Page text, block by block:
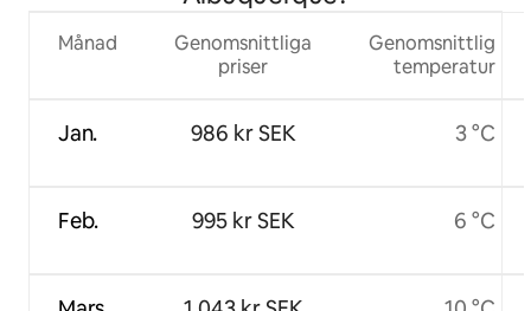
Månad
Jan.
Feb.
Genomsnittliga
priser
986 kr SEK
995 kr SEK
Genomsnittlig
temperatur
3 °C
6 °C